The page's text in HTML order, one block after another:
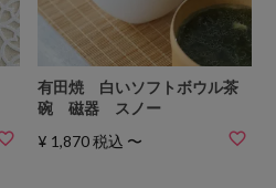
有田焼 白いソフトボウル茶
碗 磁器 スノー
¥ 1,870税込 〜